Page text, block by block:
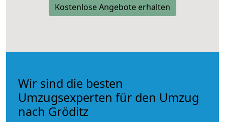
Kostenlose Angebote erhalten
Wir sind die besten
Umzugsexperten für den Umzug
nach Gröditz